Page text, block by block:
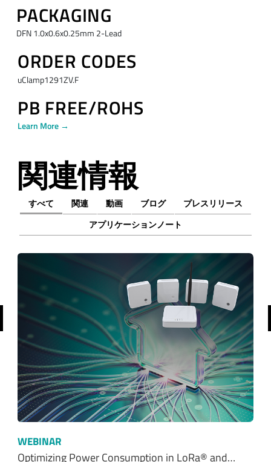
PACKAGING
DFN 1.0x0.6x0.25mm 2-Lead
ORDER CODES
uClamp1291ZV.F
PB FREE/ROHS
Learn More →
関連情報
すべて 関連 動画 ブログ
プレスリリース
アプリケーションノート
WEBINAR
Optimizing Power Consumption in LoRa® and…